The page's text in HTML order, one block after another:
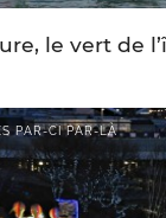
le vert de
PAR-CI PAR-LÀ